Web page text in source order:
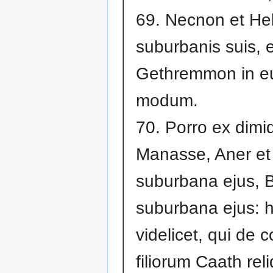
69. Necnon et
suburbanis suis,
Gethremmon in
modum.
70. Porro ex
Manasse, Aner et
suburbana ejus,
suburbana ejus:
videlicet, qui de
filiorum Caath